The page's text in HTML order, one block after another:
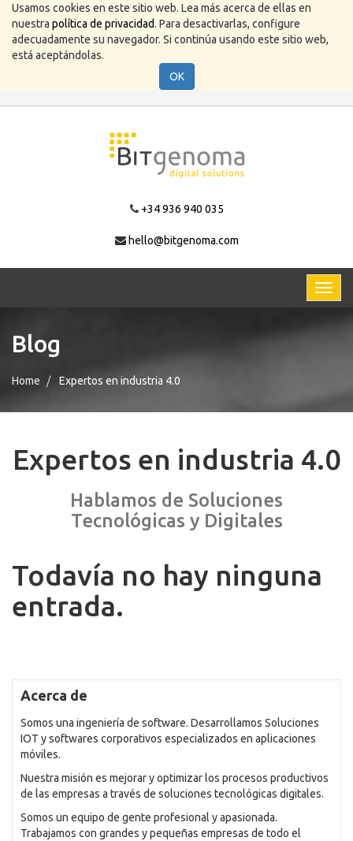
Usamos cookies en este sitio web. Lea más acerca de ellas en
nuestra política de privacidad. Para desactivarlas, configure
adecuadamente su navegador. Si continúa usando este sitio web,
está aceptándolas.
OK
+34 936 940 035
hello@bitgenoma.com
Blog
Home Expertos en industria 4.0
Expertos en industria 4.0
Hablamos de Soluciones
Tecnológicas y Digitales
Todavía no hay ninguna
entrada.
Acerca de
Somos una ingeniería de software. Desarrollamos Soluciones
IOT y softwares corporativos especializados en aplicaciones
móviles.
Nuestra misión es mejorar y optimizar los procesos productivos
de las empresas a través de soluciones tecnológicas digitales.
Somos un equipo de gente profesional y apasionada.
Trabajamos con grandes y pequeñas empresas de todo el